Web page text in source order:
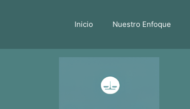
Inicio Nuestro Enfoque